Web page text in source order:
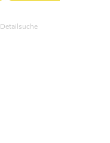
Detailsuche